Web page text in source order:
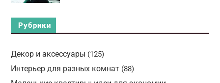
Рубрики
Декор и аксессуары (125)
Интерьер для разных комнат(88)